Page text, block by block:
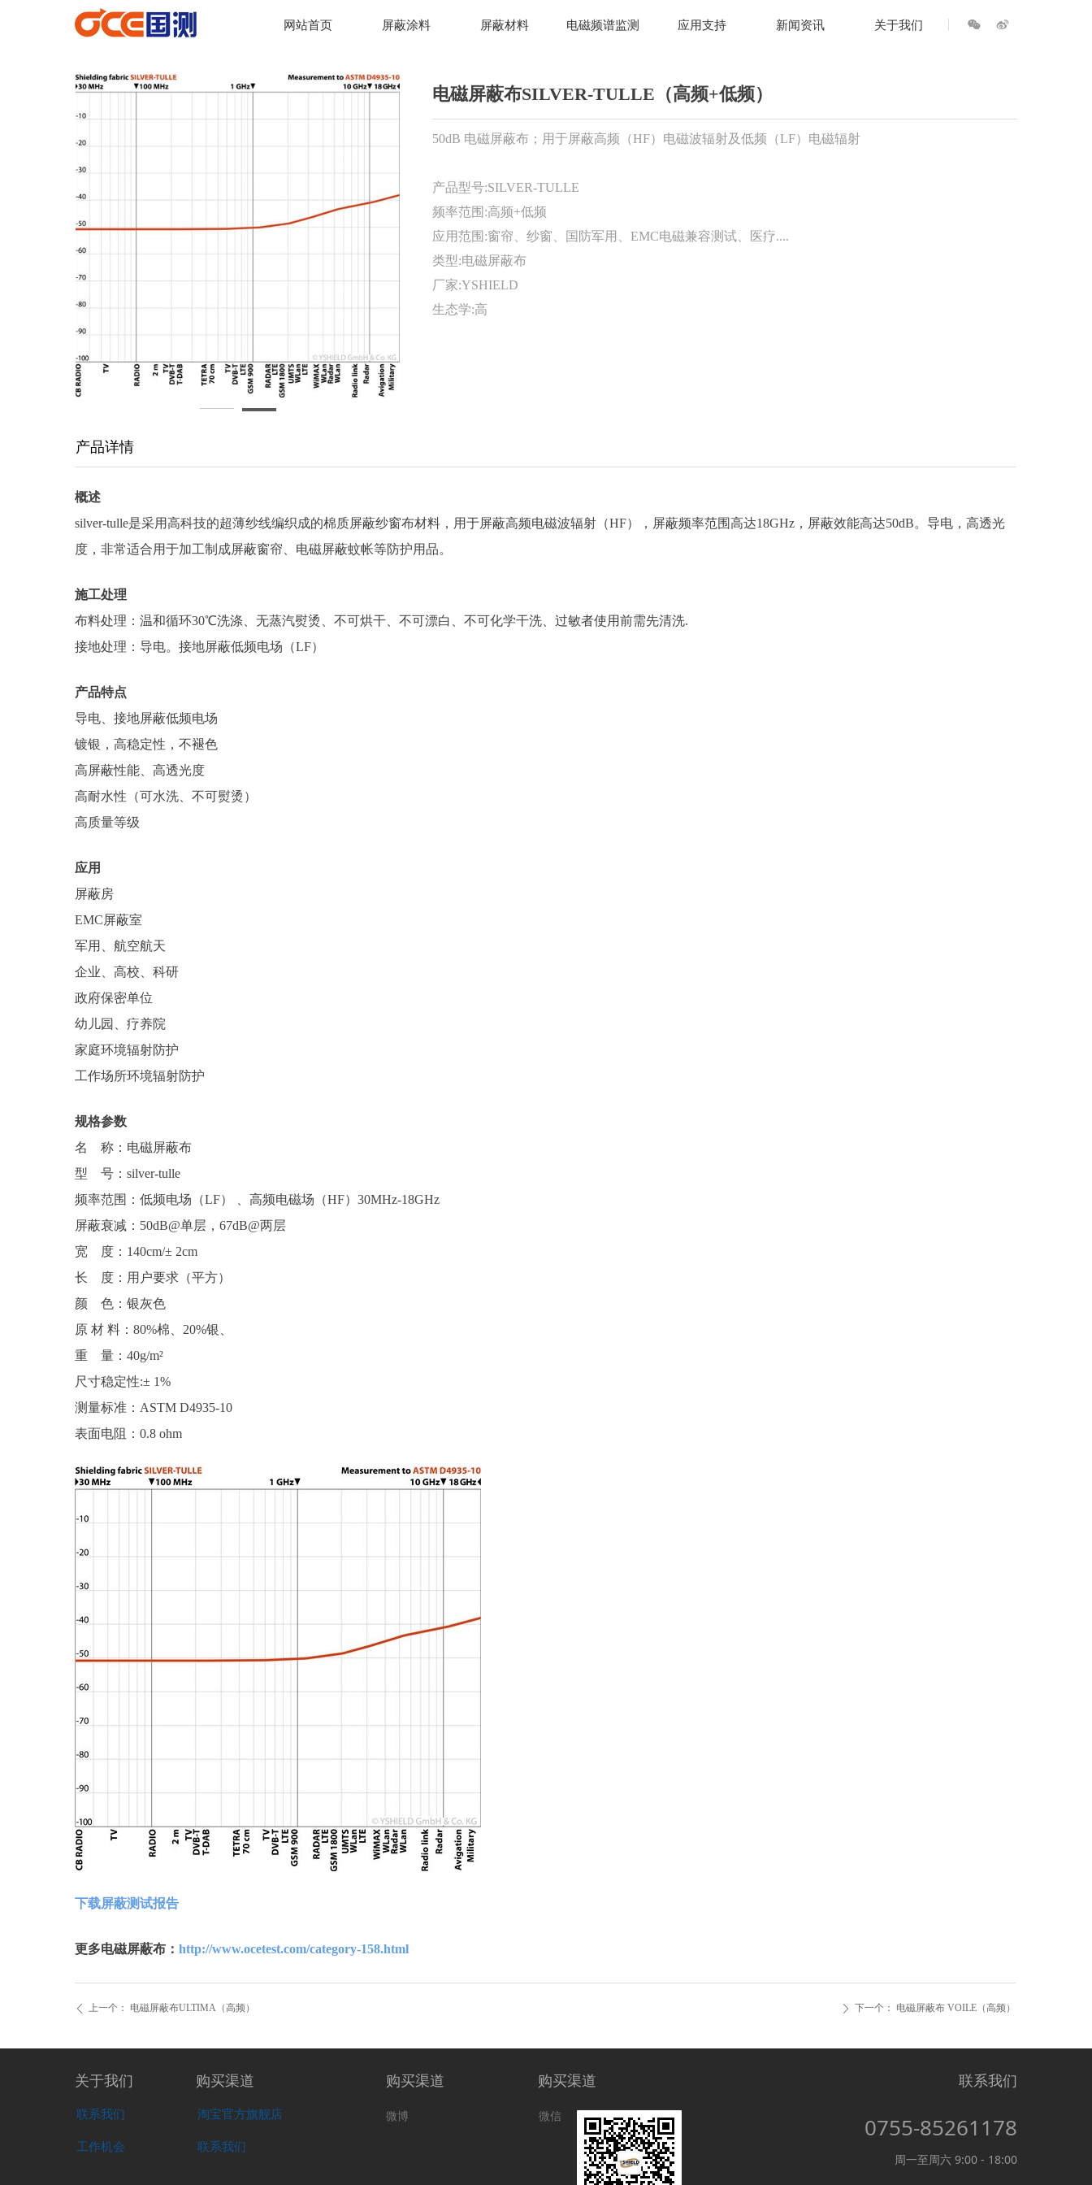
网站首页 屏蔽涂料 屏蔽材料 电磁频谱监测 应用支持 新闻资讯 关于我们 너 넇
电磁屏蔽布SILVER-TULLE（高频+低频）
50dB 电磁屏蔽布；用于屏蔽高频（HF）电磁波辐射及低频（LF）电磁辐射
产品型号:SILVER-TULLE
频率范围:高频+低频
应用范围:窗帘、纱窗、国防军用、EMC电磁兼容测试、医疗....
类型:电磁屏蔽布
厂家:YSHIELD
生态学:高
ꄴ 上一个： 电磁屏蔽布ULTIMA（高频） ꄲ 下一个： 电磁屏蔽布 VOILE（高频）
概述
silver-tulle是采用高科技的超薄纱线编织成的棉质屏蔽纱窗布材料，用于屏蔽高频电磁波辐射（HF），屏蔽频率范围高达18GHz，屏蔽效能高达50dB。导电，高透光
度，非常适合用于加工制成屏蔽窗帘、电磁屏蔽蚊帐等防护用品。
施工处理
布料处理：温和循环30℃洗涤、无蒸汽熨烫、不可烘干、不可漂白、不可化学干洗、过敏者使用前需先清洗.
接地处理：导电。接地屏蔽低频电场（LF）
产品特点
导电、接地屏蔽低频电场
镀银，高稳定性，不褪色
高屏蔽性能、高透光度
高耐水性（可水洗、不可熨烫）
高质量等级
应用
屏蔽房
EMC屏蔽室
军用、航空航天
企业、高校、科研
政府保密单位
幼儿园、疗养院
家庭环境辐射防护
工作场所环境辐射防护
规格参数
名 称：电磁屏蔽布
型 号：silver-tulle
频率范围：低频电场（LF） 、高频电磁场（HF）30MHz-18GHz
屏蔽衰减：50dB@单层，67dB@两层
宽 度：140cm/± 2cm
长 度：用户要求（平方）
颜 色：银灰色
原 材 料：80%棉、20%银、
重 量：40g/m²
尺寸稳定性:± 1%
测量标准：ASTM D4935-10
表面电阻：0.8 ohm
下载屏蔽测试报告
更多电磁屏蔽布： http://www.ocetest.com/category-158.html
产品详情
关于我们
联系我们
工作机会
淘宝官方旗舰店
联系我们
购买渠道 购买渠道 购买渠道 联系我们
0755-85261178
周一至周六 9:00 - 18:00
微博 微信